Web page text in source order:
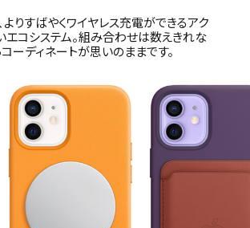
りすばやくワイヤレス充電ができるアク
エコシステム。組み合わせは数えきれな
ーディネートが思いのままです。